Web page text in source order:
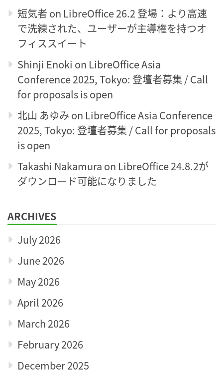
短気者 on LibreOffice 26.2 登場：より高速
で洗練された、ユーザーが主導権を持つオ
フィススイート
Shinji Enoki on LibreOffice Asia
Conference 2025, Tokyo: 登壇者募集 / Call
for proposals is open
北山 あゆみ on LibreOffice Asia Conference
2025, Tokyo: 登壇者募集 / Call for proposals
is open
Takashi Nakamura on LibreOffice 24.8.2が
ダウンロード可能になりました
ARCHIVES
July 2026
June 2026
May 2026
April 2026
March 2026
February 2026
December 2025